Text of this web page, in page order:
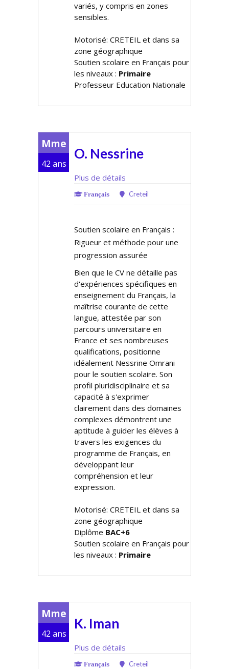
variés, y compris en zones
sensibles.
Motorisé: CRETEIL et dans sa
zone géographique
Soutien scolaire en Français pour
les niveaux : Primaire
Professeur Education Nationale
Mme
42 ans
O. Nessrine
Plus de détails
Français Creteil
Soutien scolaire en Français :
Rigueur et méthode pour une
progression assurée
Bien que le CV ne détaille pas
d'expériences spécifiques en
enseignement du Français, la
maîtrise courante de cette
langue, attestée par son
parcours universitaire en
France et ses nombreuses
qualifications, positionne
idéalement Nessrine Omrani
pour le soutien scolaire. Son
profil pluridisciplinaire et sa
capacité à s'exprimer
clairement dans des domaines
complexes démontrent une
aptitude à guider les élèves à
travers les exigences du
programme de Français, en
développant leur
compréhension et leur
expression.
Motorisé: CRETEIL et dans sa
zone géographique
Diplôme BAC+6
Soutien scolaire en Français pour
les niveaux : Primaire
Mme
42 ans
K. Iman
Plus de détails
Français Creteil